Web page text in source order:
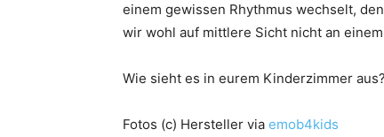
einem gewissen Rhythmus wechselt,
wir wohl auf mittlere Sicht nicht an
Wie sieht es in eurem Kinderzimmer
Fotos (c) Hersteller via emob4kids